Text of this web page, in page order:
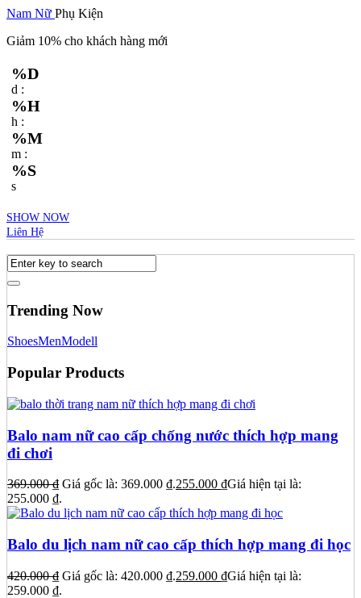
Nam Nữ Phụ Kiện
Giảm 10% cho khách hàng mới
%D
d :
%H
h :
%M
m :
%S
s
SHOW NOW
Liên Hệ
Trending Now
ShoesMenModell
Popular Products
Balo nam nữ cao cấp chống nước thích hợp mang
đi chơi
369.000₫ Giá gốc là: 369.000 ₫.255.000 ₫Giá hiện tại là:
255.000 ₫.
Balo du lịch nam nữ cao cấp thích hợp mang đi học
420.000₫ Giá gốc là: 420.000 ₫.259.000 ₫Giá hiện tại là:
259.000 ₫.